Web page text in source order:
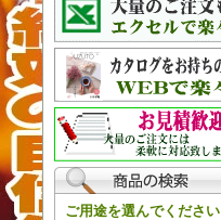
ご用途を選んでください